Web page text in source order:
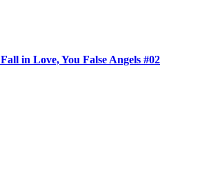
Fall in Love, You False Angels #02